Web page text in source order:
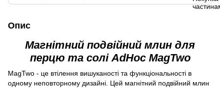
Опис
Магнітний подвійний млин для
перцю та солі AdHoc MagTwo
MagTwo - це втілення вишуканості та функціональності в
одному неповторному дизайні. Цей магнітний подвійний млин